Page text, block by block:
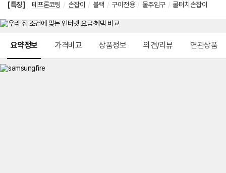
[특징] 테프론코팅 / 손잡이 / 블랙 / 구이전용 / 물주입구 / 쿨터치손잡이
요약정보 가격비교 상품정보 의견/리뷰 연관상품